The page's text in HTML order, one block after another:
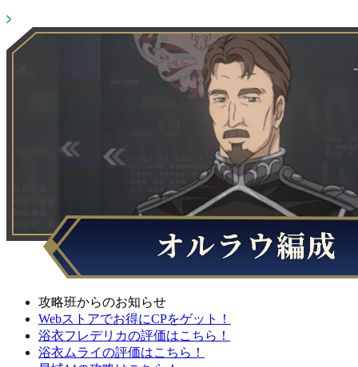
攻略班からのお知らせ
Webストアでお得にCPをゲット！
浴衣フレデリカの評価はこちら！
浴衣ムライの評価はこちら！